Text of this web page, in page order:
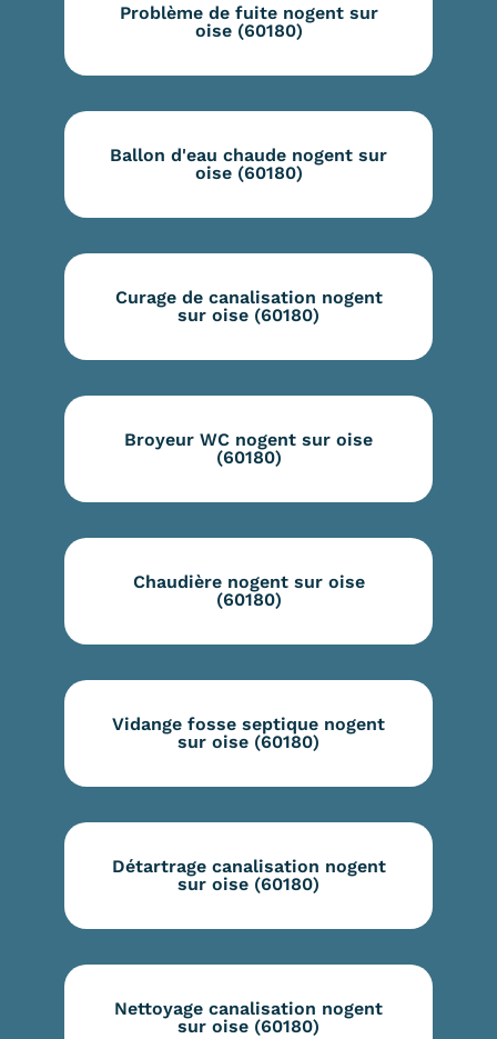
Problème de fuite nogent sur
oise (60180)
Ballon d'eau chaude nogent sur
oise (60180)
Curage de canalisation nogent
sur oise (60180)
Broyeur WC nogent sur oise
(60180)
Chaudière nogent sur oise
(60180)
Vidange fosse septique nogent
sur oise (60180)
Détartrage canalisation nogent
sur oise (60180)
Nettoyage canalisation nogent
sur oise (60180)